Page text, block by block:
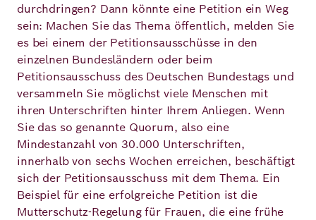
durchdringen? Dann könnte eine Petition ein Weg
sein: Machen Sie das Thema öffentlich, melden Sie
es bei einem der Petitionsausschüsse in den
einzelnen Bundesländern oder beim
Petitionsausschuss des Deutschen Bundestags und
versammeln Sie möglichst viele Menschen mit
ihren Unterschriften hinter Ihrem Anliegen. Wenn
Sie das so genannte Quorum, also eine
Mindestanzahl von 30.000 Unterschriften,
innerhalb von sechs Wochen erreichen, beschäftigt
sich der Petitionsausschuss mit dem Thema. Ein
Beispiel für eine erfolgreiche Petition ist die
Mutterschutz-Regelung für Frauen, die eine frühe